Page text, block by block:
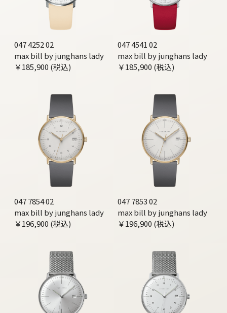
047 4252 02
max bill by junghans lady
￥185,900 (税込)
047 4541 02
max bill by junghans lady
￥185,900 (税込)
047 7854 02
max bill by junghans lady
￥196,900 (税込)
047 7853 02
max bill by junghans lady
￥196,900 (税込)